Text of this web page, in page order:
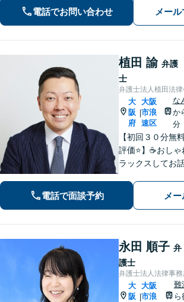
通事故に遭われ
にお電話くださ
電話でお問い合わせ メー
植田 諭 弁護
士
弁護士法人植田法
大
阪
府
|
大阪
市浪
速区
な
か
分
【初回３０分無
評価⭐️】☕️おし
ラックスしてお
策を一緒に考え
曜・夜間◎】
電話で面談予約 メ
永田 順子 弁
護士
弁護士法人法律事
大
阪 |
大阪
市浪
難
ら